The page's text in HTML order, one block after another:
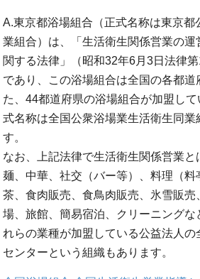
A.東京都浴場組合（正式名称は東京都
業組合）は、「生活衛生関係営業の運
関する法律」（昭和32年6月3日法律
であり、この浴場組合は全国の各都道
た、44都道府県の浴場組合が加盟し
式名称は全国公衆浴場業生活衛生同業
す。
なお、上記法律で生活衛生関係営業と
麺、中華、社交（バー等）、料理（
茶、食肉販売、食鳥肉販売、氷雪販
場、旅館、簡易宿泊、クリーニングな
れらの業種が加盟している公益法人
センターという組織もあります。